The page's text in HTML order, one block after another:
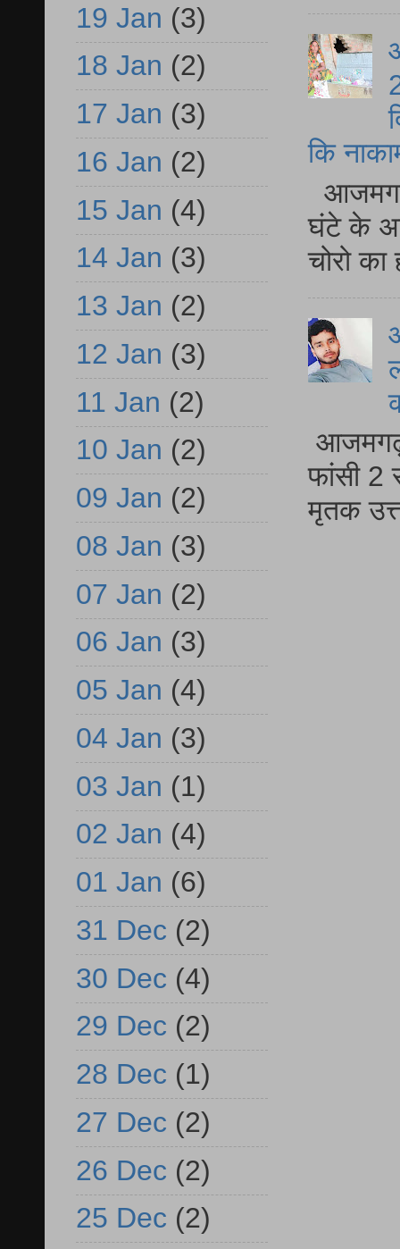
कि
घंटे के
चोरो
आजमगढ़
फांसी 2
मृतक
19 Jan (3)
18 Jan (2)
17 Jan (3)
16 Jan (2)
15 Jan (4)
14 Jan (3)
13 Jan (2)
12 Jan (3)
11 Jan (2)
10 Jan (2)
09 Jan (2)
08 Jan (3)
07 Jan (2)
06 Jan (3)
05 Jan (4)
04 Jan (3)
03 Jan (1)
02 Jan (4)
01 Jan (6)
31 Dec (2)
30 Dec (4)
29 Dec (2)
28 Dec (1)
27 Dec (2)
26 Dec (2)
25 Dec (2)